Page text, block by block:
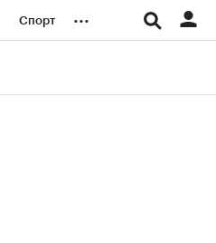
Спорт ...